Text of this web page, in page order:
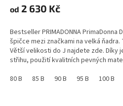
produktu
je
z
5
hvězdiček.
od 2 630 Kč
Bestseller PRIMADONNA PrimaDonna
špičce mezi značkami na velká
Větší velikosti do J najdete zde. Díky
střihu, použití kvalitních pevných
80 B
85 B 90 B 95 B 100 B